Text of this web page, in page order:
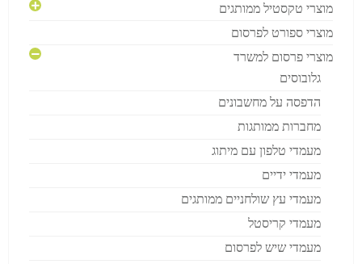
מוצרי טקסטיל ממותגים
מוצרי ספורט לפרסום
מוצרי פרסום למשרד
גלובוסים
הדפסה על מחשבונים
מחברות ממותגות
מעמדי טלפון עם מיתוג
מעמדי ידיים
מעמדי עץ שולחניים ממותגים
מעמדי קריסטל
מעמדי שיש לפרסום